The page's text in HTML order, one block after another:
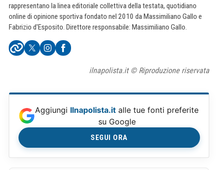
rappresentano la linea editoriale collettiva della testata, quotidiano
online di opinione sportiva fondato nel 2010 da Massimiliano Gallo e
Fabrizio d'Esposito. Direttore responsabile: Massimiliano Gallo.
ilnapolista.it © Riproduzione riservata
Aggiungi Ilnapolista.it alle tue fonti preferite
su Google
SEGUI ORA